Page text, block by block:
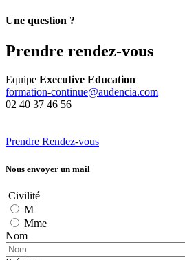
Une question ?
Prendre rendez-vous
Equipe Executive Education
formation-continue@audencia.com
02 40 37 46 56
Prendre Rendez-vous
Nous envoyer un mail
Civilité
M
Mme
Nom